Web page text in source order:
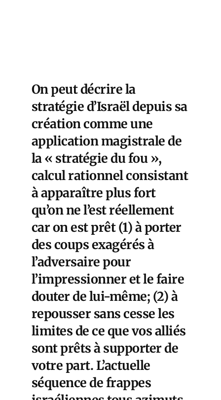
On peut décrire la
stratégie d’Israël depuis sa
création comme une
application magistrale de
la « stratégie du fou »,
calcul rationnel consistant
à apparaître plus fort
qu’on ne l’est réellement
car on est prêt (1) à porter
des coups exagérés à
l’adversaire pour
l’impressionner et le faire
douter de lui-même; (2) à
repousser sans cesse les
limites de ce que vos alliés
sont prêts à supporter de
votre part. L’actuelle
séquence de frappes